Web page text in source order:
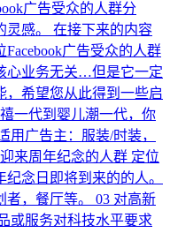
广告受众的人群分
灵感。 在接下来的内容
广告受众的人群
心业务无关…但是它一定
，希望您从此得到一些启
一代到婴儿潮一代，你
用广告主：服装/时装，
来周年纪念的人群 定位
念日即将到来的的人。
，餐厅等。 03 对高新
或服务对科技水平要求